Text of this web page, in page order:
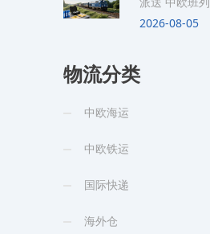
2026-08-05
物流分类
中欧海运
中欧铁运
国际快递
海外仓